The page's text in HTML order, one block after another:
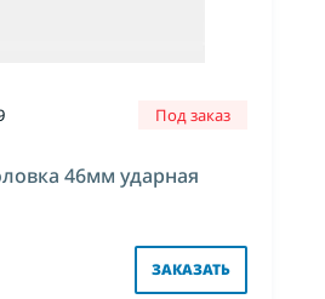
Под заказ
46мм ударная
ЗАКАЗАТЬ